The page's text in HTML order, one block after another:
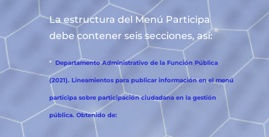
La estructura del Menú Participa
debe contener seis secciones, así:
* Departamento Administrativo de la Función Pública
(2021). Lineamientos para publicar información en el menú
participa sobre participación ciudadana en la gestión
pública. Obtenido de: